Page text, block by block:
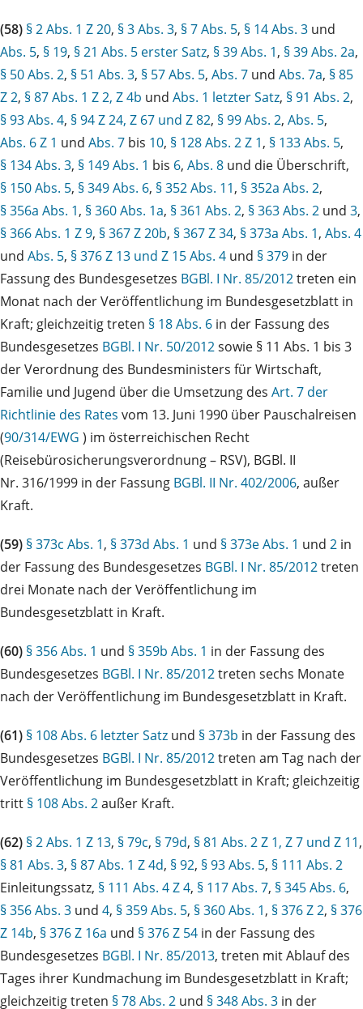
(58) § 2 Abs. 1 Z 20, § 3 Abs. 3, § 7 Abs. 5, § 14 Abs. 3 und
Abs. 5, § 19, § 21 Abs. 5 erster Satz, § 39 Abs. 1, § 39 Abs. 2a,
§ 50 Abs. 2, § 51 Abs. 3, § 57 Abs. 5, Abs. 7 und Abs. 7a, § 85
Z 2, § 87 Abs. 1 Z 2, Z 4b und Abs. 1 letzter Satz, § 91 Abs. 2,
§ 93 Abs. 4, § 94 Z 24, Z 67 und Z 82, § 99 Abs. 2, Abs. 5,
Abs. 6 Z 1 und Abs. 7 bis 10, § 128 Abs. 2 Z 1, § 133 Abs. 5,
§ 134 Abs. 3, § 149 Abs. 1 bis 6, Abs. 8 und die Überschrift,
§ 150 Abs. 5, § 349 Abs. 6, § 352 Abs. 11, § 352a Abs. 2,
§ 356a Abs. 1, § 360 Abs. 1a, § 361 Abs. 2, § 363 Abs. 2 und 3,
§ 366 Abs. 1 Z 9, § 367 Z 20b, § 367 Z 34, § 373a Abs. 1, Abs. 4
und Abs. 5, § 376 Z 13 und Z 15 Abs. 4 und § 379 in der
Fassung des Bundesgesetzes BGBl. I Nr. 85/2012treten ein
Monat nach der Veröffentlichung im Bundesgesetzblatt in
Kraft; gleichzeitig treten § 18 Abs. 6 in der Fassung des
Bundesgesetzes BGBl. I Nr. 50/2012sowie § 11 Abs. 1 bis 3
der Verordnung des Bundesministers für Wirtschaft,
Familie und Jugend über die Umsetzung des Art. 7 der
Richtlinie des Rates vom 13. Juni 1990 über Pauschalreisen
(90/314/EWG ) im österreichischen Recht
(Reisebürosicherungsverordnung – RSV), BGBl. II
Nr. 316/1999 in der Fassung BGBl. II Nr. 402/2006, außer
Kraft.
(59) § 373c Abs. 1, § 373d Abs. 1 und § 373e Abs. 1 und 2 in
der Fassung des Bundesgesetzes BGBl. I Nr. 85/2012treten
drei Monate nach der Veröffentlichung im
Bundesgesetzblatt in Kraft.
(60) § 356 Abs. 1 und § 359b Abs. 1 in der Fassung des
Bundesgesetzes BGBl. I Nr. 85/2012treten sechs Monate
nach der Veröffentlichung im Bundesgesetzblatt in Kraft.
(61) § 108 Abs. 6 letzter Satz und § 373b in der Fassung des
Bundesgesetzes BGBl. I Nr. 85/2012treten am Tag nach der
Veröffentlichung im Bundesgesetzblatt in Kraft; gleichzeitig
tritt § 108 Abs. 2außer Kraft.
(62) § 2 Abs. 1 Z 13, § 79c, § 79d, § 81 Abs. 2 Z 1, Z 7 und Z 11,
§ 81 Abs. 3, § 87 Abs. 1 Z 4d, § 92, § 93 Abs. 5, § 111 Abs. 2
Einleitungssatz, § 111 Abs. 4 Z 4, § 117 Abs. 7, § 345 Abs. 6,
§ 356 Abs. 3 und 4, § 359 Abs. 5, § 360 Abs. 1, § 376 Z 2, § 376
Z 14b, § 376 Z 16a und § 376 Z 54 in der Fassung des
Bundesgesetzes BGBl. I Nr. 85/2013, treten mit Ablauf des
Tages ihrer Kundmachung im Bundesgesetzblatt in Kraft;
gleichzeitig treten § 78 Abs. 2 und § 348 Abs. 3 in der